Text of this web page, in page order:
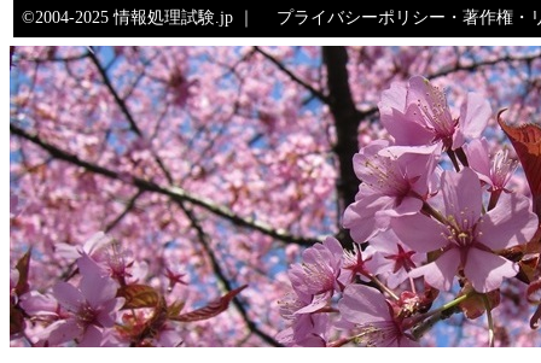
©2004-2025 情報処理試験.jp ｜ プライバシーポリシー・著作権・